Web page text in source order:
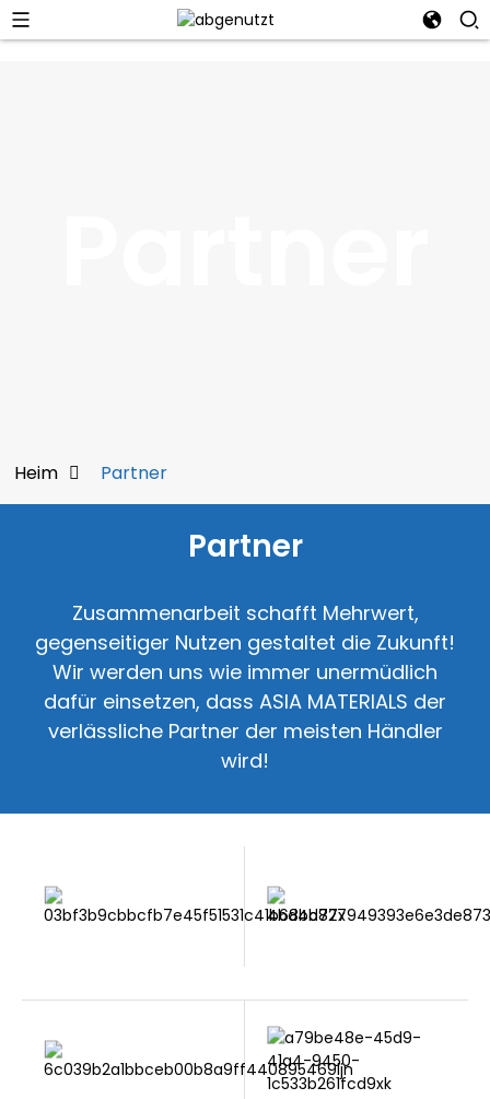
Heim Partner
Partner
Zusammenarbeit schafft Mehrwert,
gegenseitiger Nutzen gestaltet die Zukunft!
Wir werden uns wie immer unermüdlich
dafür einsetzen, dass ASIA MATERIALS der
verlässliche Partner der meisten Händler
wird!